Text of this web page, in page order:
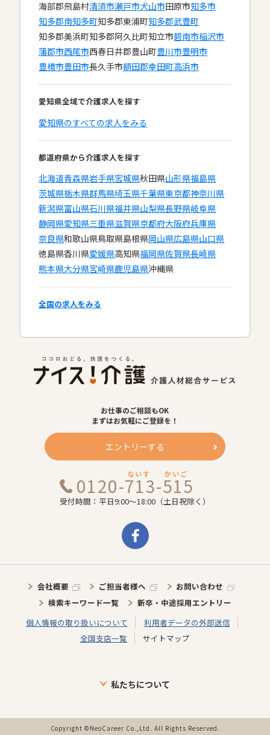
海部郡飛島村清須市瀬戸市犬山市田原市知多市
知多郡南知多町知多郡東浦町知多郡武豊町
知多郡美浜町知多郡阿久比町知立市碧南市稲沢市
蒲郡市西尾市西春日井郡豊山町豊川市豊明市
豊橋市豊田市長久手市額田郡幸田町高浜市
愛知県全域で介護求人を探す
愛知県のすべての求人をみる
都道府県から介護求人を探す
北海道青森県岩手県宮城県秋田県山形県福島県
茨城県栃木県群馬県埼玉県千葉県東京都神奈川県
新潟県富山県石川県福井県山梨県長野県岐阜県
静岡県愛知県三重県滋賀県京都府大阪府兵庫県
奈良県和歌山県鳥取県島根県岡山県広島県山口県
徳島県香川県愛媛県高知県福岡県佐賀県長崎県
熊本県大分県宮崎県鹿児島県沖縄県
全国の求人をみる
お仕事のご相談もOK
まずはお気軽にご登録を！
エントリーする
0120-713-515
ないす かいご
受付時間：平日9:00～18:00（土日祝除く）
会社概要 ご担当者様へ
お問い合わせ
検索キーワード一覧
新卒・中途採用エントリー
個人情報の取り扱いについて
利用者データの外部送信
全国支店一覧
サイトマップ
私たちについて
介護スタッフに向けた取り組み
インタビュー 事業の歩み・特徴
Copyright ©NeoCareer Co.,Ltd. All Rights Reserved.